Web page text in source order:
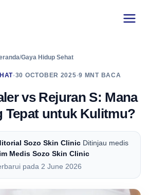
/Gaya Hidup Sehat
•30 OCTOBER 2025•9 MNT BACA
vs Rejuran S: Mana
Tepat untuk Kulitmu?
Sozo Skin Clinic Ditinjau medis
Medis Sozo Skin Clinic
pada 2 June 2026